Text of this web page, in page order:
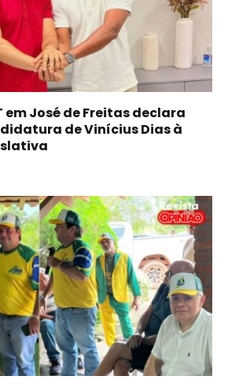
em José de Freitas declara
de Vinícius Dias à